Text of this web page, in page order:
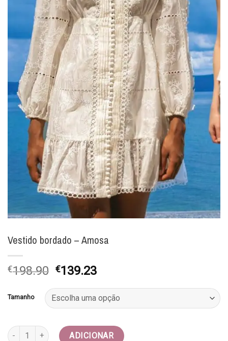
Vestido bordado – Amosa
€198.90 O
original
era:
€139.23O
atual
é:
Tamanho
Quantidade de Vestido bordado - Amosa
ADICIONAR